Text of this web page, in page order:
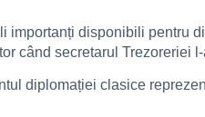
disponibili pentru
când secretarul Trezoreriei
diplomației clasice